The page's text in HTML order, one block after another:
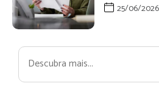
25/06/2026
Pesquisar